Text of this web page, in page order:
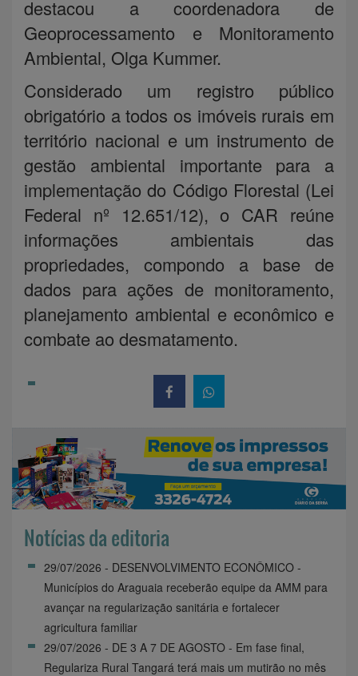
destacou a coordenadora de
Geoprocessamento e Monitoramento
Ambiental, Olga Kummer.
Considerado um registro público
obrigatório a todos os imóveis rurais em
território nacional e um instrumento de
gestão ambiental importante para a
implementação do Código Florestal (Lei
Federal nº 12.651/12), o CAR reúne
informações ambientais das
propriedades, compondo a base de
dados para ações de monitoramento,
planejamento ambiental e econômico e
combate ao desmatamento.
Notícias da editoria
29/07/2026 - DESENVOLVIMENTO ECONÔMICO -
Municípios do Araguaia receberão equipe da AMM para
avançar na regularização sanitária e fortalecer
agricultura familiar
29/07/2026 - DE 3 A 7 DE AGOSTO - Em fase final,
Regulariza Rural Tangará terá mais um mutirão no mês